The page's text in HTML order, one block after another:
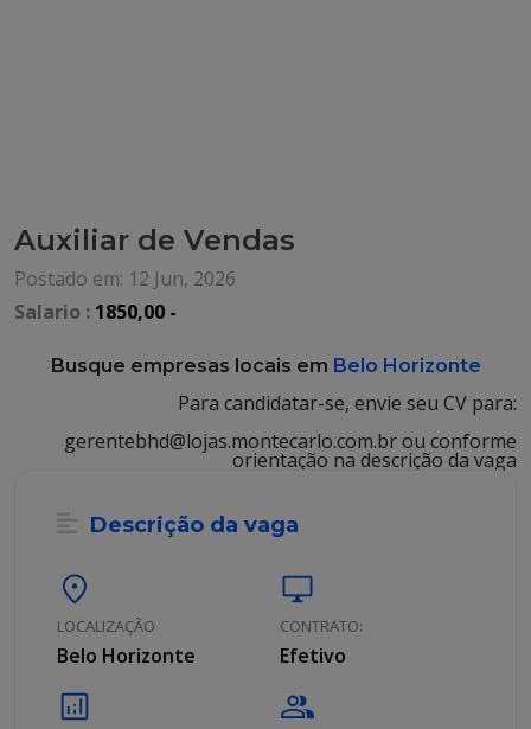
Auxiliar de Vendas
Postado em: 12 Jun, 2026
Salario : 1850,00 -
Busque empresas locais em Belo Horizonte
Para candidatar-se, envie seu CV para:
gerentebhd@lojas.montecarlo.com.br ou conforme
orientação na descrição da vaga
Descrição da vaga
location_on
LOCALIZAÇÃO
Belo Horizonte
desktop_windows
CONTRATO:
Efetivo
analytics group